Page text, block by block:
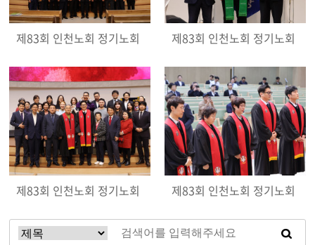
제83회 인천노회 정기노회 제83회 인천노회 정기노회
제83회 인천노회 정기노회 제83회 인천노회 정기노회